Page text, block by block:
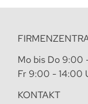
Mo bis Do 9:00
Fr 9:00 - 14:00
KONTAKT